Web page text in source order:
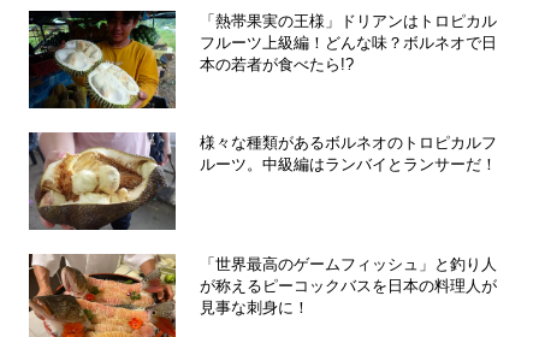
「熱帯果実の王様」ドリアンはトロピカル
フルーツ上級編！どんな味？ボルネオで日
本の若者が食べたら!?
様々な種類があるボルネオのトロピカルフ
ルーツ。中級編はランバイとランサーだ！
「世界最高のゲームフィッシュ」と釣り人
が称えるピーコックバスを日本の料理人が
見事な刺身に！